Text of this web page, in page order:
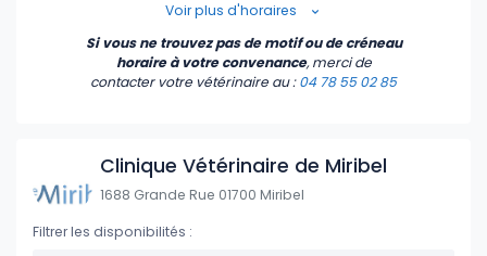
17:00
18:00
Voir plus d'horaires
Si vous ne trouvez pas de motif ou de créneau
horaire à votre convenance, merci de
contacter votre vétérinaire au :04 78 55 02 85
Clinique Vétérinaire de Miribel
1688 Grande Rue 01700 Miribel
Filtrer les disponibilités :